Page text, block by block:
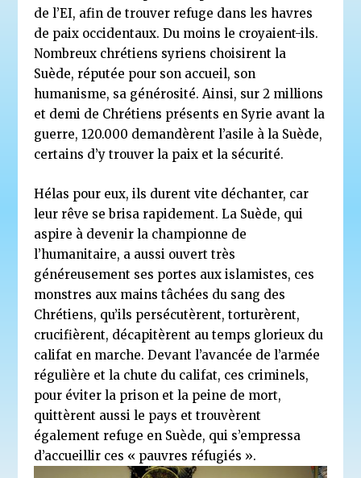
de l’EI, afin de trouver refuge dans les havres
de paix occidentaux. Du moins le croyaient-ils.
Nombreux chrétiens syriens choisirent la
Suède, réputée pour son accueil, son
humanisme, sa générosité. Ainsi, sur 2 millions
et demi de Chrétiens présents en Syrie avant la
guerre, 120.000 demandèrent l’asile à la Suède,
certains d’y trouver la paix et la sécurité.
Hélas pour eux, ils durent vite déchanter, car
leur rêve se brisa rapidement. La Suède, qui
aspire à devenir la championne de
l’humanitaire, a aussi ouvert très
généreusement ses portes aux islamistes, ces
monstres aux mains tâchées du sang des
Chrétiens, qu’ils persécutèrent, torturèrent,
crucifièrent, décapitèrent au temps glorieux du
califat en marche. Devant l’avancée de l’armée
régulière et la chute du califat, ces criminels,
pour éviter la prison et la peine de mort,
quittèrent aussi le pays et trouvèrent
également refuge en Suède, qui s’empressa
d’accueillir ces « pauvres réfugiés ».